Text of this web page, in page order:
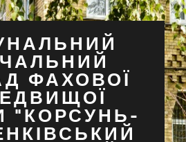
ФАХОВОЇ
"КОРСУНЬ-